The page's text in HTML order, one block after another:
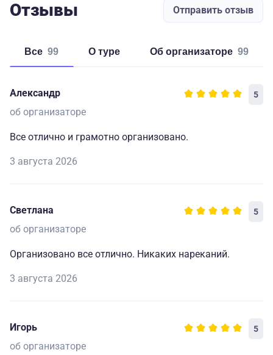
Отзывы Отправить отзыв
Все 99 о туре об организаторе 99
Александр 5
об организаторе
Все отлично и грамотно организовано.
3 августа 2026
Светлана 5
об организаторе
Организовано все отлично. Никаких нареканий.
3 августа 2026
Игорь 5
об организаторе